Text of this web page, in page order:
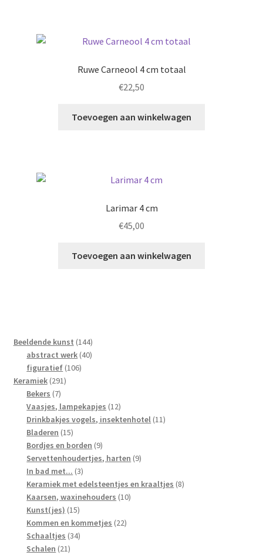
Ruwe Carneool 4 cm totaal
€22,50
Toevoegen aan winkelwagen
Larimar 4 cm
€45,00
Toevoegen aan winkelwagen
Beeldende kunst 144144
producten
abstract werk 4040
figuratief 106106
Keramiek 291291
Bekers 77
producten
Vaasjes, lampekapjes 1212
producten
Drinkbakjes vogels, insektenhotel 1111
Bladeren 1515
producten
Bordjes en borden 99
producten
Servettenhoudertjes, harten 99
In bad met... 33
producten
Keramiek met edelsteentjes en kraaltjes 88
Kaarsen, waxinehouders 1010
Kunst(jes) 1515
producten
Kommen en kommetjes 2222
Schaaltjes 3434
Schalen 2121